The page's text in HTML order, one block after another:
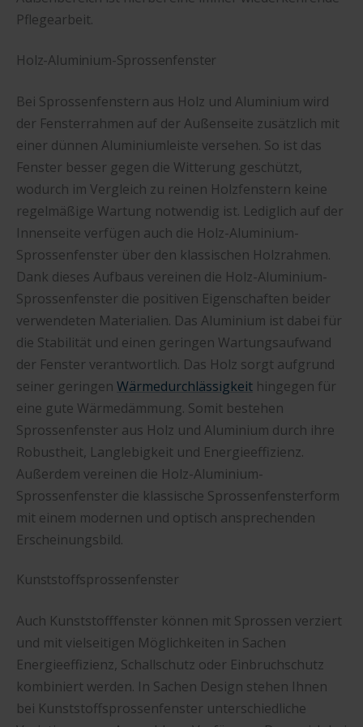
Pflegearbeit.
Holz-Aluminium-Sprossenfenster
Bei Sprossenfenstern aus Holz und Aluminium wird
der Fensterrahmen auf der Außenseite zusätzlich mit
einer dünnen Aluminiumleiste versehen. So ist das
Fenster besser gegen die Witterung geschützt,
wodurch im Vergleich zu reinen Holzfenstern keine
regelmäßige Wartung notwendig ist. Lediglich auf der
Innenseite verfügen auch die Holz-Aluminium-
Sprossenfenster über den klassischen Holzrahmen.
Dank dieses Aufbaus vereinen die Holz-Aluminium-
Sprossenfenster die positiven Eigenschaften beider
verwendeten Materialien. Das Aluminium ist dabei für
die Stabilität und einen geringen Wartungsaufwand
der Fenster verantwortlich. Das Holz sorgt aufgrund
seiner geringen Wärmedurchlässigkeit hingegen für
eine gute Wärmedämmung. Somit bestehen
Sprossenfenster aus Holz und Aluminium durch ihre
Robustheit, Langlebigkeit und Energieeffizienz.
Außerdem vereinen die Holz-Aluminium-
Sprossenfenster die klassische Sprossenfensterform
mit einem modernen und optisch ansprechenden
Erscheinungsbild.
Kunststoffsprossenfenster
Auch Kunststofffenster können mit Sprossen verziert
und mit vielseitigen Möglichkeiten in Sachen
Energieeffizienz, Schallschutz oder Einbruchschutz
kombiniert werden. In Sachen Design stehen Ihnen
bei Kunststoffsprossenfenster unterschiedliche